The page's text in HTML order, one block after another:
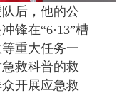
后，他的公
锋在“6·13”槽
重大任务一
救科普的救
开展应急救